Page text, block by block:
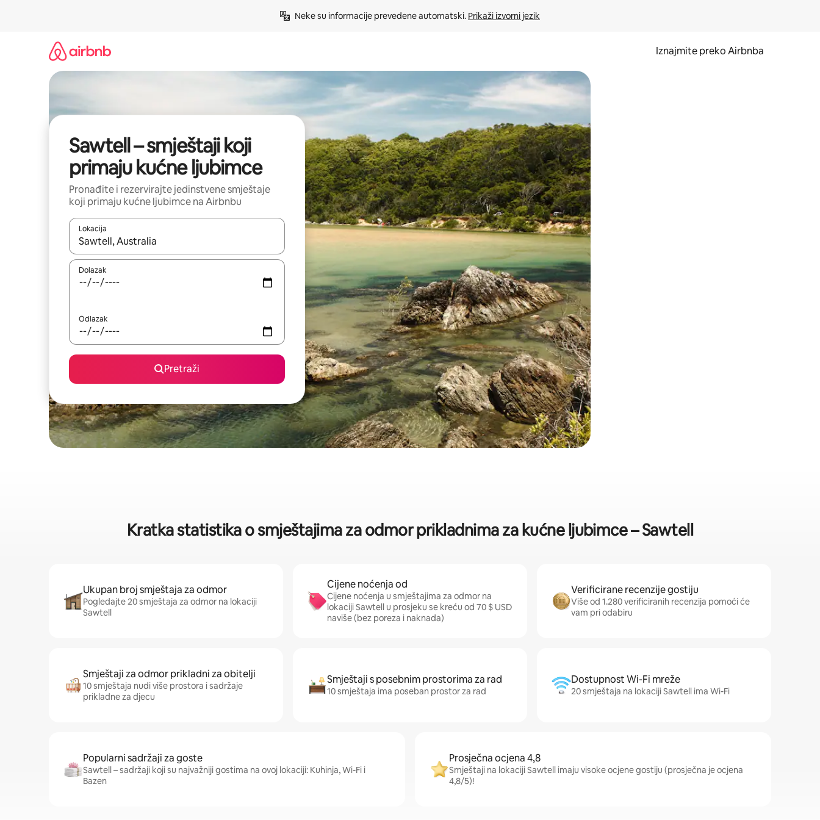
Neke su informacije prevedene automatski. Prikaži izvorni jezik
Iznajmite preko Airbnba
Sawtell – smještaji koji
primaju kućne ljubimce
Pronađite i rezervirajte jedinstvene smještaje
koji primaju kućne ljubimce na Airbnbu
Lokacija
Kada budu dostupni rezultati, moći ćete ih pregledati koristeći se strelicama prema gore i prema dolje, kao i dodirom ili prelaskom prstom po zaslonu.
Dolazak
Odlazak
Pretraži
Kratka statistika o smještajima za odmor prikladnima za kućne ljubimce – Sawtell
Ukupan broj smještaja za odmor
Pogledajte 20 smještaja za odmor na lokaciji
Sawtell
Cijene noćenja od
Cijene noćenja u smještajima za odmor na
lokaciji Sawtell u prosjeku se kreću od 70 $ USD
naviše (bez poreza i naknada)
Verificirane recenzije gostiju
Više od 1.280 verificiranih recenzija pomoći će
vam pri odabiru
Smještaji za odmor prikladni za obitelji
10 smještaja nudi više prostora i sadržaje
prikladne za djecu
Smještaji s posebnim prostorima za rad
10 smještaja ima poseban prostor za rad
Dostupnost Wi-Fi mreže
20 smještaja na lokaciji Sawtell ima Wi-Fi
Popularni sadržaji za goste
Sawtell – sadržaji koji su najvažniji gostima na ovoj lokaciji: Kuhinja, Wi-Fi i
Bazen
Prosječna ocjena 4,8
Smještaji na lokaciji Sawtell imaju visoke ocjene gostiju (prosječna je ocjena
4,8/5)!